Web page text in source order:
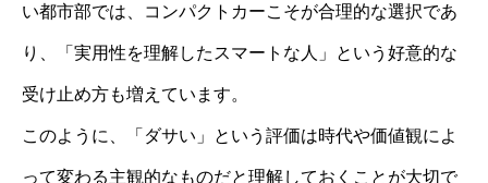
い都市部では、コンパクトカーこそが合理的な選択であ
り、「実用性を理解したスマートな人」という好意的な
受け止め方も増えています。
このように、「ダサい」という評価は時代や価値観によ
って変わる主観的なものだと理解しておくことが大切で